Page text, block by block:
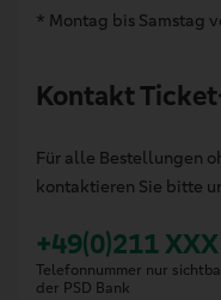
* Montag bis Samstag
Kontakt
Für alle Bestellungen
kontaktieren Sie bitte
+49(0)211
Telefonnummer nur
der PSD Bank